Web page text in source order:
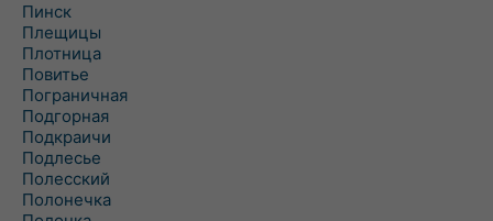
Пинск
Плещицы
Плотница
Повитье
Пограничная
Подгорная
Подкраичи
Подлесье
Полесский
Полонечка